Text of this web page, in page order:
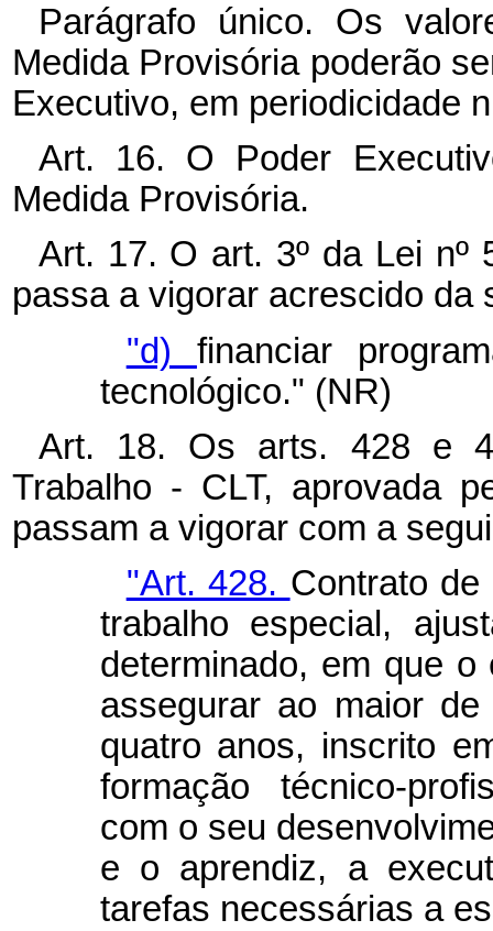
Parágrafo único. Os
Medida Provisória poderão
Executivo, em periodicidade
Art. 16. O Poder
Medida Provisória.
Art. 17. O art. 3º da Lei nº
passa a vigorar acrescido da
"d) financiar
tecnológico." (NR)
Art. 18. Os arts. 428 e
Trabalho - CLT, aprovada
passam a vigorar com a
"Art. 428. Contrato
trabalho especial,
determinado, em que
assegurar ao maior
quatro anos, inscrito
formação técnico-
com o seu
e o aprendiz, a
tarefas necessárias a